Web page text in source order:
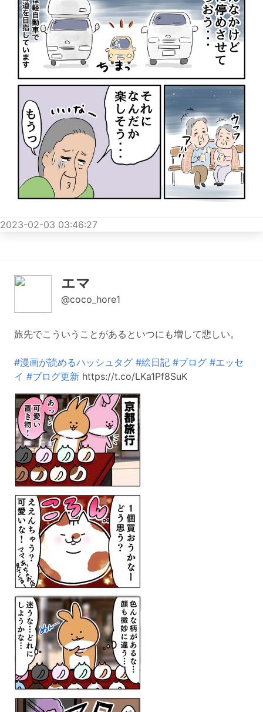
2023-02-03 03:46:27
エマ
@coco_hore1
旅先でこういうことがあるといつにも増して悲しい。
#漫画が読めるハッシュタグ #絵日記 #ブログ #エッセ
イ #ブログ更新 https://t.co/LKa1Pf8SuK